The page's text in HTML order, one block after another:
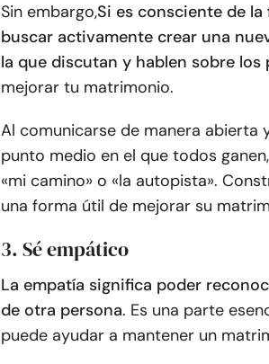
Sin embargo,Si es consciente de
buscar activamente crear una
la que discutan y hablen sobre los
mejorar tu matrimonio.
Al comunicarse de manera abierta
punto medio en el que todos
«mi camino» o «la autopista».
una forma útil de mejorar su
3. Sé empático
La empatía significa poder
de otra persona. Es una parte
puede ayudar a mantener un